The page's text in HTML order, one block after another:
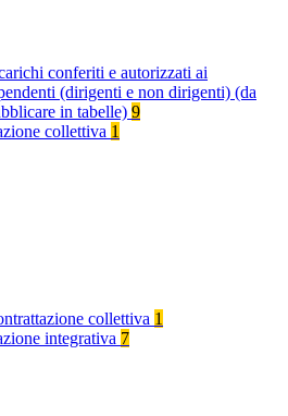
conferiti e autorizzati ai
(dirigenti e non dirigenti) (da
in tabelle) 9
collettiva 1
collettiva 1
integrativa 7